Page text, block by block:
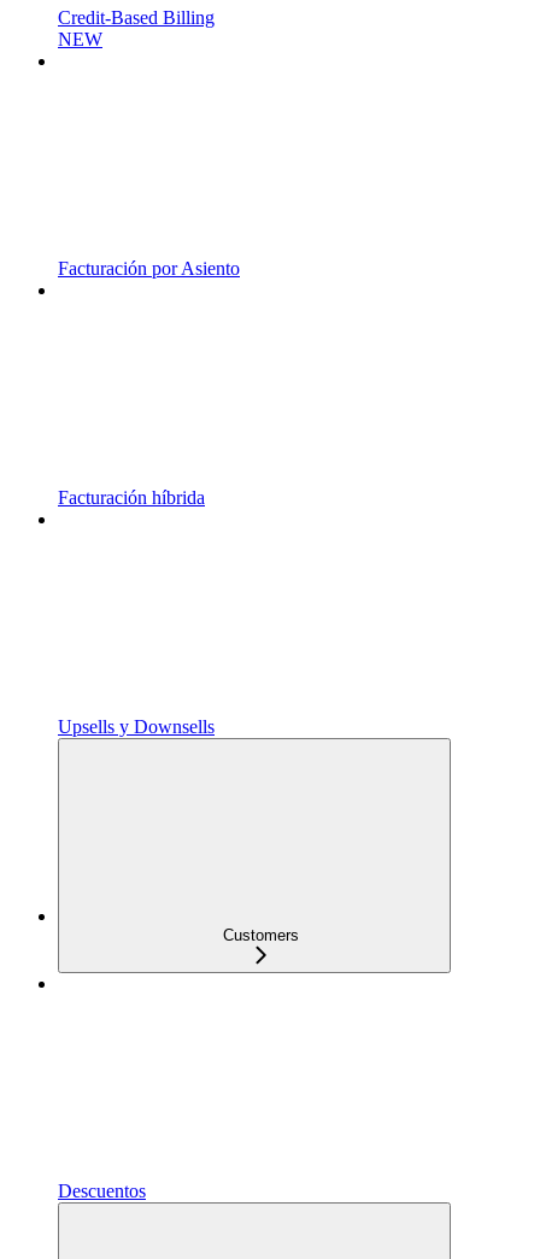
Credit-Based Billing
NEW
Facturación por Asiento
Facturación híbrida
Upsells y Downsells
Customers
Descuentos